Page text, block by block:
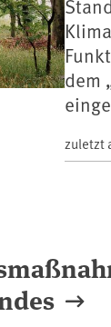
dem
zuletzt